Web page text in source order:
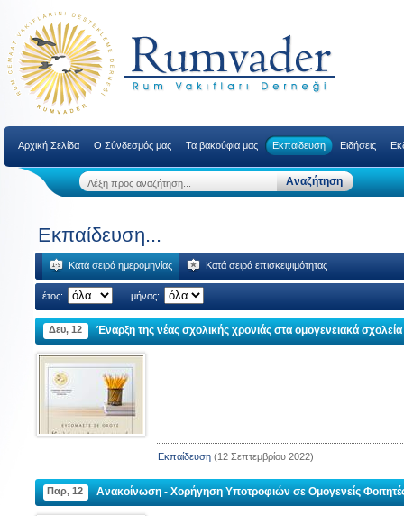
Αρχική Σελίδα Ο Σύνδεσμός μας Τα βακούφια μας Εκπαίδευση Ειδήσεις
Εκπαίδευση...
Κατά σειρά ημερομηνίας Κατά σειρά επισκεψιμότητας
έτος: μήνας:
Δευ, 12 Έναρξη της νέας σχολικής χρονιάς στα ομογενειακά σχολεία
Εκπαίδευση (12 Σεπτεμβρίου 2022)
Παρ, 12 Ανακοίνωση - Χορήγηση Υποτροφιών σε Ομογενείς
ΚΟΙΝΟΤΗΤΑ ΑΓΙΑΣ ΠΑΡΑΣΚΕΥΗΣ
ΜΠΕΙΚΟΖ